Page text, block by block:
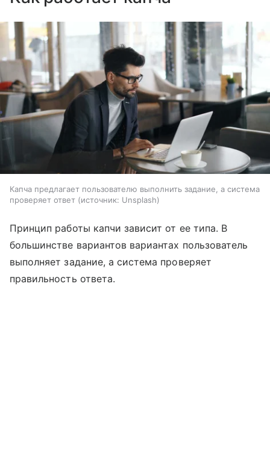
Капча предлагает пользователю выполнить задание, а система
проверяет ответ
источник: Unsplash
Принцип работы капчи зависит от ее типа. В
большинстве вариантов вариантах пользователь
выполняет задание, а система проверяет
правильность ответа.